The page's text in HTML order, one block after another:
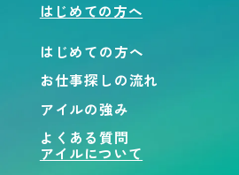
はじめての方へ
はじめての方へ
お仕事探しの流れ
アイルの強み
よくある質問
アイルについて